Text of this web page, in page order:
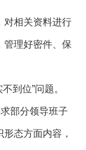
相关资料进行
管理好密件、保
到位”问题。
部分领导班子
态方面内容，